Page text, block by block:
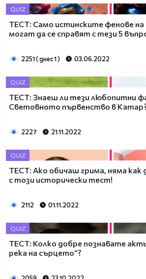
QUIZ
ТЕСТ: Само истинските фенове на
могат да се справят с тези 5
2251 ( днес 1 ) 03.06.2022
QUIZ
ТЕСТ: Знаеш ли тези любопитни
Световното първенство в
2227 21.11.2022
QUIZ
ТЕСТ: Ако обичаш грима, няма как
с този исторически тест!
2112 01.11.2022
QUIZ
ТЕСТ: Колко добре познавате
река на сърцето“?